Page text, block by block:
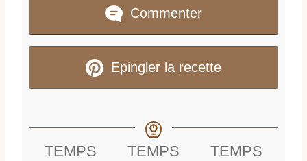
Commenter
Epingler la recette
TEMPS
TEMPS
TEMPS